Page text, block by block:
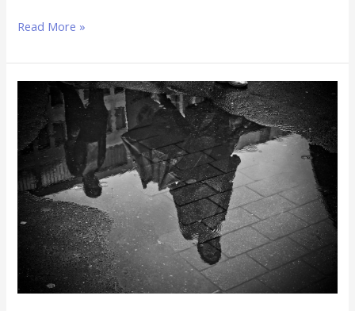
Read More »
Ada
Antara
Kita
dan
Rahmat
Allah?